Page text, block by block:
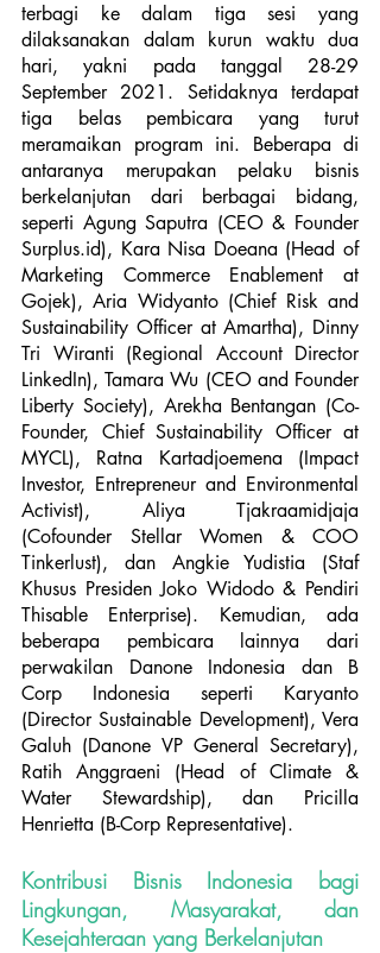
terbagi ke dalam tiga sesi yang
dilaksanakan dalam kurun waktu dua
hari, yakni pada tanggal 28-29
September 2021. Setidaknya terdapat
tiga belas pembicara yang turut
meramaikan program ini. Beberapa di
antaranya merupakan pelaku bisnis
berkelanjutan dari berbagai bidang,
seperti Agung Saputra (CEO & Founder
Surplus.id), Kara Nisa Doeana (Head of
Marketing Commerce Enablement at
Gojek), Aria Widyanto (Chief Risk and
Sustainability Officer at Amartha), Dinny
Tri Wiranti (Regional Account Director
LinkedIn), Tamara Wu (CEO and Founder
Liberty Society), Arekha Bentangan (Co-
Founder, Chief Sustainability Officer at
MYCL), Ratna Kartadjoemena (Impact
Investor, Entrepreneur and Environmental
Activist), Aliya Tjakraamidjaja
(Cofounder Stellar Women & COO
Tinkerlust), dan Angkie Yudistia (Staf
Khusus Presiden Joko Widodo & Pendiri
Thisable Enterprise). Kemudian, ada
beberapa pembicara lainnya dari
perwakilan Danone Indonesia dan B
Corp Indonesia seperti Karyanto
(Director Sustainable Development), Vera
Galuh (Danone VP General Secretary),
Ratih Anggraeni (Head of Climate &
Water Stewardship), dan Pricilla
Henrietta (B-Corp Representative).
Kontribusi Bisnis Indonesia bagi
Lingkungan, Masyarakat, dan
Kesejahteraan yang Berkelanjutan